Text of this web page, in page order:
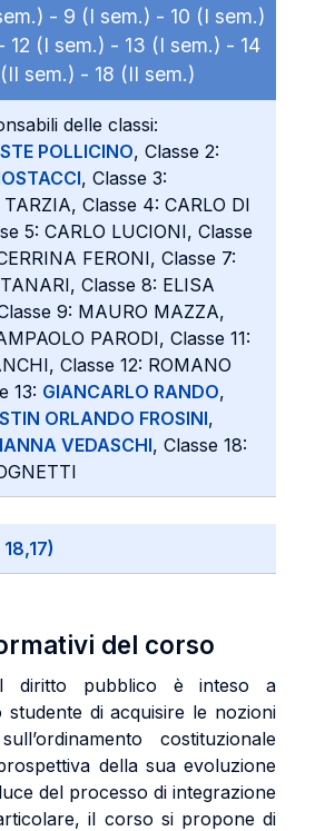
- 9 (I sem.) - 10 (I sem.)
12 (I sem.) - 13 (I sem.) - 14
sem.) - 18 (II sem.)
delle classi:
POLLICINO, Classe 2:
, Classe 3:
Classe 4: CARLO DI
5: CARLO LUCIONI, Classe
FERONI, Classe 7:
Classe 8: ELISA
9: MAURO MAZZA,
PARODI, Classe 11:
Classe 12: ROMANO
13: GIANCARLO RANDO,
ORLANDO FROSINI,
VEDASCHI, Classe 18:
del corso
diritto pubblico è inteso a
studente di acquisire le nozioni
costituzionale
della sua evoluzione
del processo di integrazione
il corso si propone di